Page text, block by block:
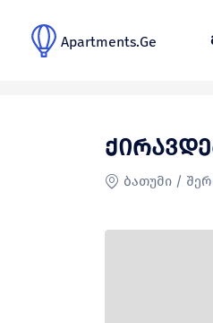
Apartments.Ge
ბათუმი /